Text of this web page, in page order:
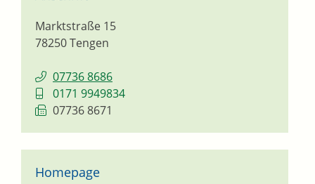
Marktstraße 15
78250Tengen
07736 8686
0171 9949834
07736 8671
Homepage